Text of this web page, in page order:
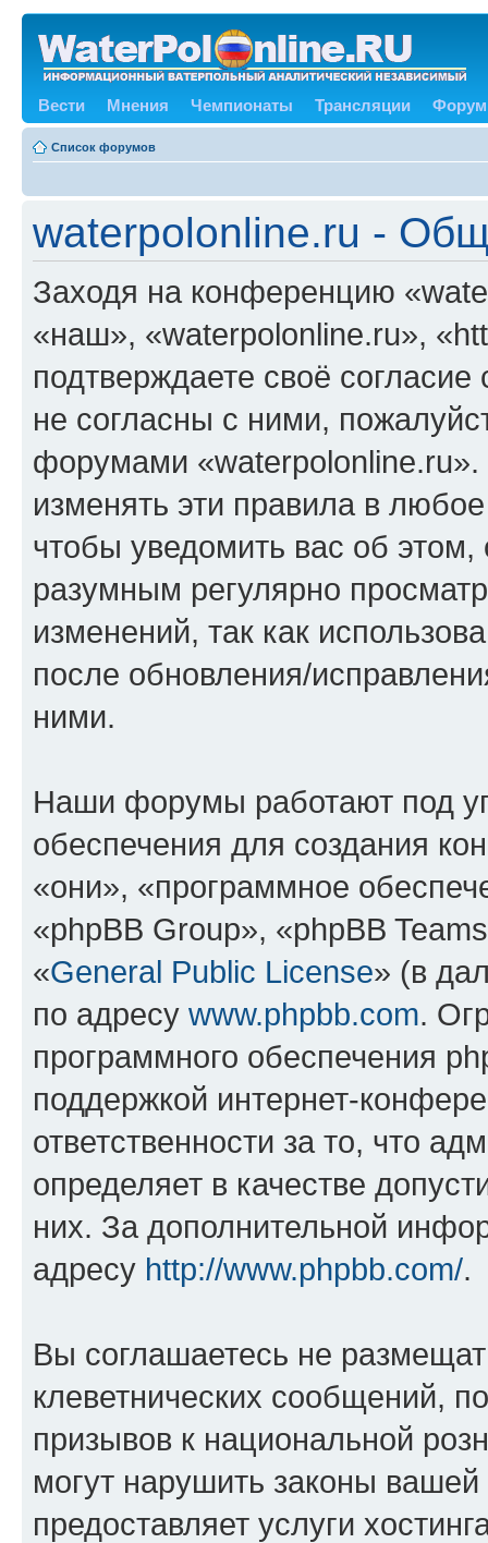
Вести Мнения Чемпионаты Трансляции Форум
Список форумов
waterpolonline.ru -
Заходя на конференцию
«наш», «waterpolonline.ru»,
подтверждаете своё
не согласны с ними,
форумами
изменять эти правила в
чтобы уведомить вас об
разумным регулярно
изменений, так как
после обновления/
ними.
Наши форумы работают под
обеспечения для создания
«они», «программное
«phpBB Group», «phpBB
«General Public License» (в
по адресу www.phpbb.com.
программного обеспечения
поддержкой интернет-
ответственности за то, что
определяет в качестве
них. За дополнительной
адресу http://www.phpbb.com/.
Вы соглашаетесь не
клеветнических сообщений,
призывов к национальной
могут нарушить законы
предоставляет услуги